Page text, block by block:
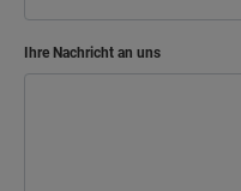
Ihre Nachricht an uns